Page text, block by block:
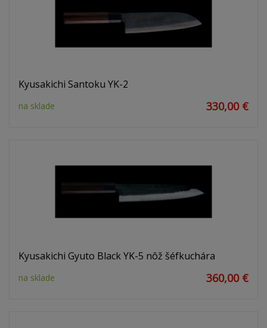
Kyusakichi Santoku YK-2
na sklade 330,00 €
Kyusakichi Gyuto Black YK-5 nôž šéfkuchára
na sklade 360,00 €